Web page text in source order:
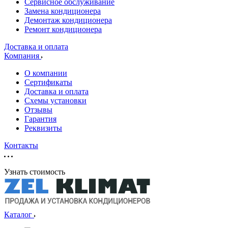
Сервисное обслуживание
Замена кондиционера
Демонтаж кондиционера
Ремонт кондиционера
Доставка и оплата
Компания
О компании
Сертификаты
Доставка и оплата
Схемы установки
Отзывы
Гарантия
Реквизиты
Контакты
Узнать стоимость
Каталог